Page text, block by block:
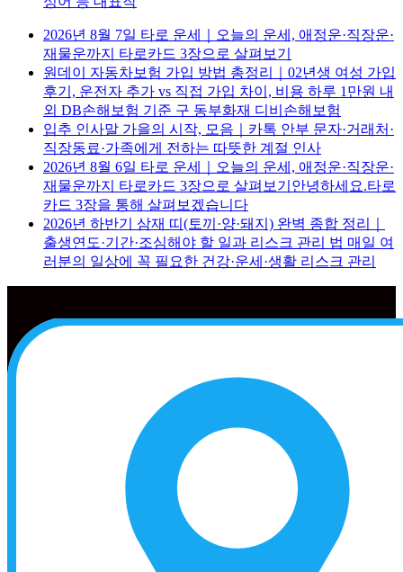
2026년 8월 7일 타로 운세｜오늘의 운세, 애정운·직장운·
재물운까지 타로카드 3장으로 살펴보기
원데이 자동차보험 가입 방법 총정리｜02년생 여성 가입
후기, 운전자 추가 vs 직접 가입 차이, 비용 하루 1만원 내
외 DB손해보험 기준 구 동부화재 디비손해보험
입추 인사말 가을의 시작, 모음｜카톡 안부 문자·거래처·
직장동료·가족에게 전하는 따뜻한 계절 인사
2026년 8월 6일 타로 운세｜오늘의 운세, 애정운·직장운·
재물운까지 타로카드 3장으로 살펴보기안녕하세요.타로
카드 3장을 통해 살펴보겠습니다
2026년 하반기 삼재 띠(토끼·양·돼지) 완벽 종합 정리｜
출생연도·기간·조심해야 할 일과 리스크 관리 법 매일 여
러분의 일상에 꼭 필요한 건강·운세·생활 리스크 관리